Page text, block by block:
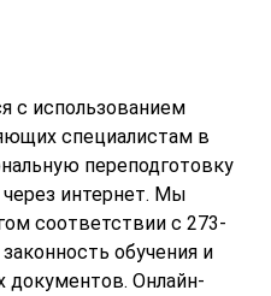
с использованием
специалистам в
переподготовку
интернет. Мы
соответствии с 273-
обучения и
Онлайн-